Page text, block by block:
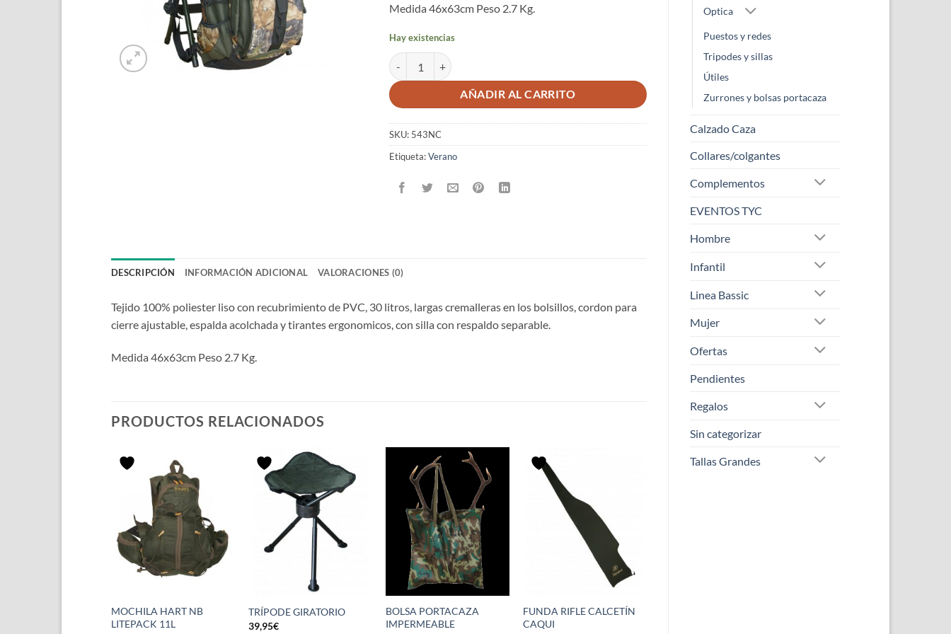
Optica
Puestos y redes
Tripodes y sillas
Útiles
Zurrones y bolsas portacaza
Calzado Caza
Collares/colgantes
Complementos
EVENTOS TYC
Hombre
Infantil
Linea Bassic
Mujer
Ofertas
Pendientes
Regalos
Sin categorizar
Tallas Grandes
Medida 46x63cm Peso 2.7 Kg.
Hay existencias
SILLA-MOCHILA CON RESPALDO “TORCAZ” cantidad
AÑADIR AL CARRITO
SKU: 543NC
Etiqueta:Verano
DESCRIPCIÓN INFORMACIÓN ADICIONAL VALORACIONES (0)
Tejido 100% poliester liso con recubrimiento de PVC, 30 litros, largas cremalleras en los bolsillos, cordon para
cierre ajustable, espalda acolchada y tirantes ergonomicos, con silla con respaldo separable.
Medida 46x63cm Peso 2.7 Kg.
PRODUCTOS RELACIONADOS
MOCHILA HART NB
LITEPACK 11L
TRÍPODE GIRATORIO
39,95€
BOLSA PORTACAZA
IMPERMEABLE
FUNDA RIFLE CALCETÍN
CAQUI